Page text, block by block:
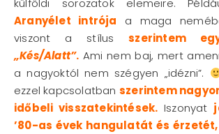
külföldi sorozatok elemeire.
Aranyélet intrója a maga
viszont a stílusszerintem
„Kés/Alatt”. Ami nem baj, mert
a nagyoktól nem szégyen „idézni”.
ezzel kapcsolatban szerintem
időbeli visszatekintések. Iszonyat
’80-as évek hangulatát és